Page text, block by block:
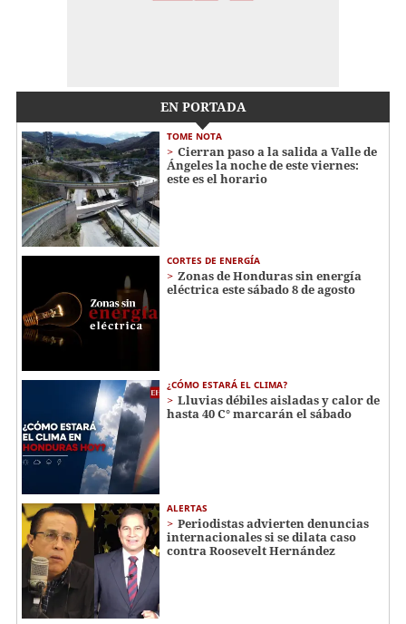
EN PORTADA
TOME NOTA
Cierran paso a la salida a Valle de
Ángeles la noche de este viernes:
este es el horario
CORTES DE ENERGÍA
Zonas de Honduras sin energía
eléctrica este sábado 8 de agosto
¿CÓMO ESTARÁ EL CLIMA?
Lluvias débiles aisladas y calor de
hasta 40 C° marcarán el sábado
ALERTAS
Periodistas advierten denuncias
internacionales si se dilata caso
contra Roosevelt Hernández